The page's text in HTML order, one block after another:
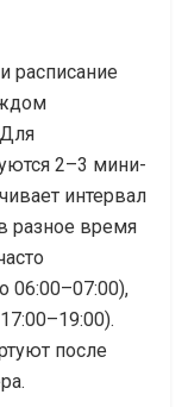
расписание
2–3 мини-
интервал
разное время
06:00–07:00),
после